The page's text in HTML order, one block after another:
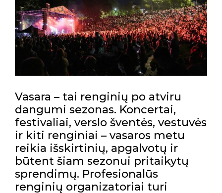
Vasara – tai renginių po atviru
dangumi sezonas. Koncertai,
festivaliai, verslo šventės, vestuvės
ir kiti renginiai – vasaros metu
reikia išskirtinių, apgalvotų ir
būtent šiam sezonui pritaikytų
sprendimų. Profesionalūs
renginių organizatoriai turi